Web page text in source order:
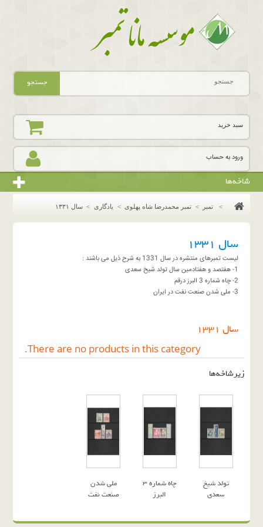
ورود به حساب
سبد خرید
جستجو
شاخه‌ها
> تمبر > تمبر محمدرضا شاه پهلوی > یادگاری > سال ١٣٣١
سال ١٣٣١
لیست تمبرهای منتشره در سال 1331 به شرح ذیل می باشند :
1- هفتصد و هفتادمین سال تولد شیخ سعدی
2- چاه شماره 3 البرز درقم
3- ملی شدن صنعت نفت در ایران
سال ١٣٣١
There are no products in this category.
زیرشاخه‌ها
تولد شیخ
سعدی
چاه شماره 3
البرز
ملی شدن
صنعت نفت